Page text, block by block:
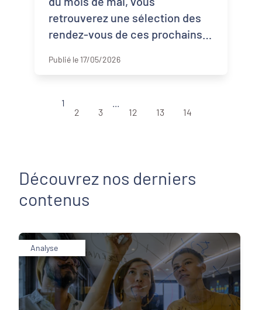
retrouverez une sélection des
rendez-vous de ces prochains
articles de veille, des études et
Publié le 17/05/2026
1
2
3
12
13 14
Découvrez nos derniers
contenus
Analyse